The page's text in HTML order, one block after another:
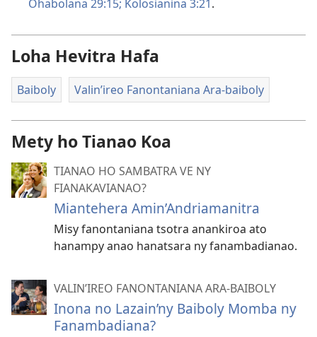
Ohabolana 29:15; Kolosianina 3:21.
Loha Hevitra Hafa
Baiboly Valin’ireo Fanontaniana Ara-baiboly
Mety ho Tianao Koa
TIANAO HO SAMBATRA VE NY
FIANAKAVIANAO?
Miantehera Amin’Andriamanitra
Misy fanontaniana tsotra anankiroa ato
hanampy anao hanatsara ny fanambadianao.
VALIN’IREO FANONTANIANA ARA-BAIBOLY
Inona no Lazain’ny Baiboly Momba ny
Fanambadiana?